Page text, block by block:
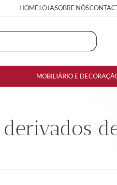
HOMELOJASOBRE NÓS
MOBILIÁRIO E